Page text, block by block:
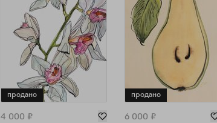
продано
4 000 ₽
продано
6 000 ₽